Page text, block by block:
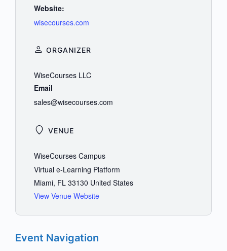
Website:
wisecourses.com
VENUE
WiseCourses Campus
Virtual e-Learning Platform
Miami, FL 33130 United States
View Venue Website
ORGANIZER
WiseCourses LLC
Email
sales@wisecourses.com
Event Navigation